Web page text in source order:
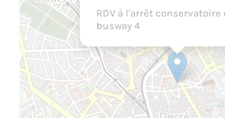
RDV à l'arrêt conservatoire
busway 4